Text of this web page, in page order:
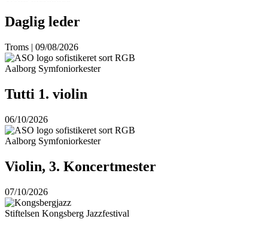
Daglig leder
Troms | 09/08/2026
Aalborg Symfoniorkester
Tutti 1. violin
06/10/2026
Aalborg Symfoniorkester
Violin, 3. Koncertmester
07/10/2026
Stiftelsen Kongsberg Jazzfestival